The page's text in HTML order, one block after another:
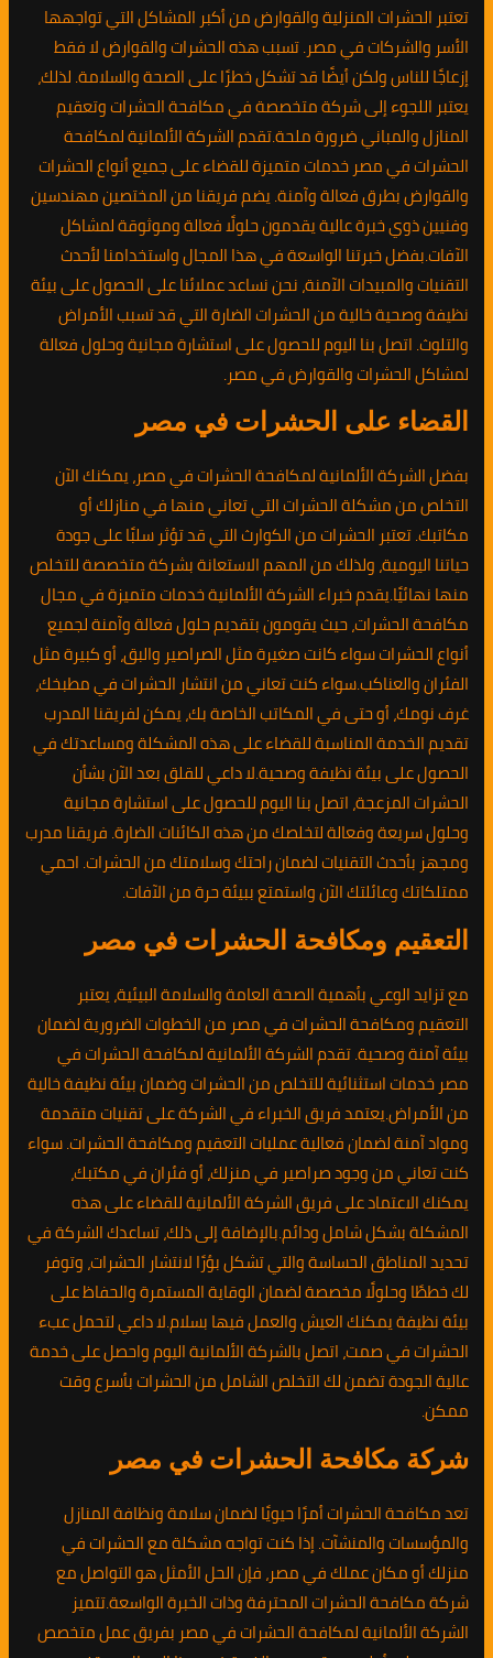
تعتبر الحشرات المنزلية والقوارض من أكبر المشاكل التي تواجهها
الأسر والشركات في مصر. تسبب هذه الحشرات والقوارض لا فقط
إزعاجًا للناس ولكن أيضًا قد تشكل خطرًا على الصحة والسلامة. لذلك،
يعتبر اللجوء إلى شركة متخصصة في مكافحة الحشرات وتعقيم
المنازل والمباني ضرورة ملحة.تقدم الشركة الألمانية لمكافحة
الحشرات في مصر خدمات متميزة للقضاء على جميع أنواع الحشرات
والقوارض بطرق فعالة وآمنة. يضم فريقنا من المختصين مهندسين
وفنيين ذوي خبرة عالية يقدمون حلولًا فعالة وموثوقة لمشاكل
الآفات.بفضل خبرتنا الواسعة في هذا المجال واستخدامنا لأحدث
التقنيات والمبيدات الآمنة، نحن نساعد عملائنا على الحصول على بيئة
نظيفة وصحية خالية من الحشرات الضارة التي قد تسبب الأمراض
والتلوث. اتصل بنا اليوم للحصول على استشارة مجانية وحلول فعالة
لمشاكل الحشرات والقوارض في مصر.
القضاء على الحشرات في مصر
بفضل الشركة الألمانية لمكافحة الحشرات في مصر، يمكنك الآن
التخلص من مشكلة الحشرات التي تعاني منها في منازلك أو
مكاتبك. تعتبر الحشرات من الكوارث التي قد تؤثر سلبًا على جودة
حياتنا اليومية، ولذلك من المهم الاستعانة بشركة متخصصة للتخلص
منها نهائيًا.يقدم خبراء الشركة الألمانية خدمات متميزة في مجال
مكافحة الحشرات، حيث يقومون بتقديم حلول فعالة وآمنة لجميع
أنواع الحشرات سواء كانت صغيرة مثل الصراصير والبق، أو كبيرة مثل
الفئران والعناكب.سواء كنت تعاني من انتشار الحشرات في مطبخك،
غرف نومك، أو حتى في المكاتب الخاصة بك، يمكن لفريقنا المدرب
تقديم الخدمة المناسبة للقضاء على هذه المشكلة ومساعدتك في
الحصول على بيئة نظيفة وصحية.لا داعي للقلق بعد الآن بشأن
الحشرات المزعجة، اتصل بنا اليوم للحصول على استشارة مجانية
وحلول سريعة وفعالة لتخلصك من هذه الكائنات الضارة. فريقنا مدرب
ومجهز بأحدث التقنيات لضمان راحتك وسلامتك من الحشرات. احمي
ممتلكاتك وعائلتك الآن واستمتع ببيئة حرة من الآفات.
التعقيم ومكافحة الحشرات في مصر
مع تزايد الوعي بأهمية الصحة العامة والسلامة البيئية، يعتبر
التعقيم ومكافحة الحشرات في مصر من الخطوات الضرورية لضمان
بيئة آمنة وصحية. تقدم الشركة الألمانية لمكافحة الحشرات في
مصر خدمات استثنائية للتخلص من الحشرات وضمان بيئة نظيفة خالية
من الأمراض.يعتمد فريق الخبراء في الشركة على تقنيات متقدمة
ومواد آمنة لضمان فعالية عمليات التعقيم ومكافحة الحشرات. سواء
كنت تعاني من وجود صراصير في منزلك، أو فئران في مكتبك،
يمكنك الاعتماد على فريق الشركة الألمانية للقضاء على هذه
المشكلة بشكل شامل ودائم.بالإضافة إلى ذلك، تساعدك الشركة في
تحديد المناطق الحساسة والتي تشكل بؤرًا لانتشار الحشرات، وتوفر
لك خططًا وحلولًا مخصصة لضمان الوقاية المستمرة والحفاظ على
بيئة نظيفة يمكنك العيش والعمل فيها بسلام.لا داعي لتحمل عبء
الحشرات في صمت، اتصل بالشركة الألمانية اليوم واحصل على خدمة
عالية الجودة تضمن لك التخلص الشامل من الحشرات بأسرع وقت
ممكن.
شركة مكافحة الحشرات في مصر
تعد مكافحة الحشرات أمرًا حيويًا لضمان سلامة ونظافة المنازل
والمؤسسات والمنشآت. إذا كنت تواجه مشكلة مع الحشرات في
منزلك أو مكان عملك في مصر، فإن الحل الأمثل هو التواصل مع
شركة مكافحة الحشرات المحترفة وذات الخبرة الواسعة.تتميز
الشركة الألمانية لمكافحة الحشرات في مصر بفريق عمل متخصص